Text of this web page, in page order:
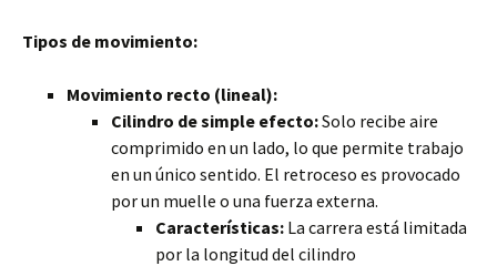
Tipos de movimiento:
Movimiento recto (lineal):
Cilindro de simple efecto:Solo recibe aire
comprimido en un lado, lo que permite trabajo
en un único sentido. El retroceso es provocado
por un muelle o una fuerza externa.
Características: La carrera está limitada
por la longitud del cilindro